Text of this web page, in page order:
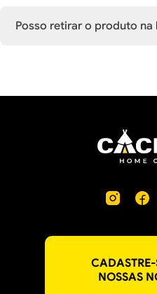
Posso retirar o produto na
CADASTRE-
NOSSAS